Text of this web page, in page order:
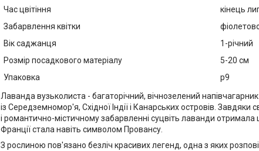
Час цвітіння
кінець
Забарвлення квітки
Вік саджанця
1-річний
Розмір посадкового матеріалу
5-20 см
Упаковка
р9
Лаванда вузьколиста - багаторічний, вічнозелений
із Середземномор'я, Східної Індії і Канарських островів.
і романтично-містичному забарвленні суцвіть лаванди
Франції стала навіть символом Провансу.
З рослиною пов'язано безліч красивих легенд, одна з яких